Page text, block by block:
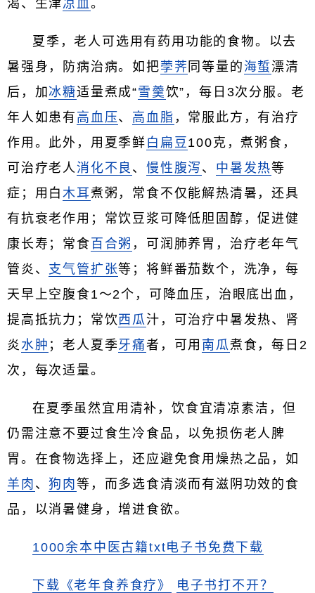
渴、生津凉血。
夏季，老人可选用有药用功能的食物。以去
暑强身，防病治病。如把荸荠 同等量的 海蜇漂清
后，加 冰糖适量煮成“雪羹饮”，每日3次分服。老
年人如患有 高血压、 高血脂 ，常服此方，有治疗
作用。此外，用夏季鲜 白扁豆100克，煮粥食，
可治疗老人消化不良 、慢性腹泻 、 中暑发热等
症；用白木耳煮粥，常食不仅能解热清暑，还具
有抗衰老作用；常饮豆浆可降低胆固醇，促进健
康长寿；常食 百合粥 ，可润肺养胃，治疗老年气
管炎、 支气管扩张等；将鲜番茄数个，洗净，每
天早上空腹食1～2个，可降血压，治眼底出血，
提高抵抗力；常饮 西瓜汁，可治疗中暑发热、肾
炎 水肿 ；老人夏季牙痛者，可用 南瓜煮食，每日2
次，每次适量。
在夏季虽然宜用清补，饮食宜清凉素洁，但
仍需注意不要过食生冷食品，以免损伤老人脾
胃。在食物选择上，还应避免食用燥热之品，如
羊肉 、 狗肉等，而多选食清淡而有滋阴功效的食
品，以消暑健身，增进食欲。
1000余本中医古籍txt电子书免费下载
下载《老年食养食疗》 电子书打不开？